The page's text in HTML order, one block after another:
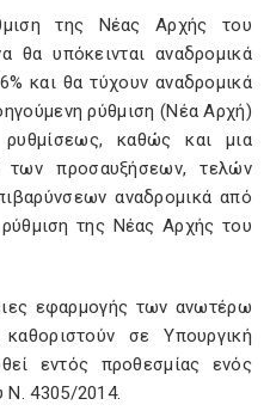
της Νέας Αρχής του
θα υπόκεινται αναδρομικά
και θα τύχουν αναδρομικά
ρύθμιση (Νέα Αρχή)
καθώς και μια
προσαυξήσεων, τελών
αναδρομικά από
της Νέας Αρχής του
εφαρμογής των ανωτέρω
σε Υπουργική
εντός προθεσμίας ενός
Ν. 4305/2014.